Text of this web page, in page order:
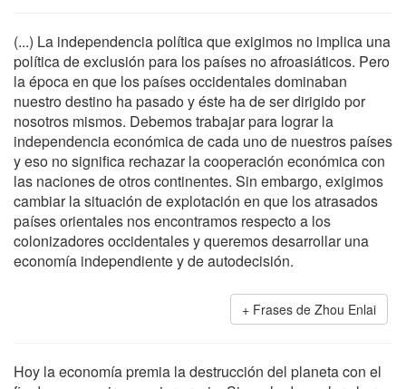
(...) La independencia política que exigimos no implica una
política de exclusión para los países no afroasiáticos. Pero
la época en que los países occidentales dominaban
nuestro destino ha pasado y éste ha de ser dirigido por
nosotros mismos. Debemos trabajar para lograr la
independencia económica de cada uno de nuestros países
y eso no significa rechazar la cooperación económica con
las naciones de otros continentes. Sin embargo, exigimos
cambiar la situación de explotación en que los atrasados
países orientales nos encontramos respecto a los
colonizadores occidentales y queremos desarrollar una
economía independiente y de autodecisión.
Frases de Zhou Enlai
Hoy la economía premia la destrucción del planeta con el